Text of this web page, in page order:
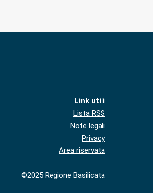
Link utili
Lista RSS
Note legali
Privacy
Area riservata
©2025 Regione Basilicata